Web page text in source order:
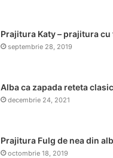
Prajitura Katy – prajitura
septembrie 28, 2019
Alba ca zapada reteta
decembrie 24, 2021
Prajitura Fulg de nea din
octombrie 18, 2019